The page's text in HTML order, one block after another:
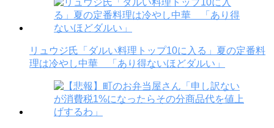
リュウジ氏「ダルい料理トップ10に入る」夏の定番料
理は冷やし中華 「あり得ないほどダルい」